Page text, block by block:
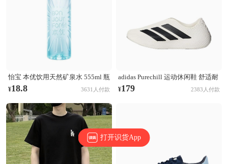
怡宝 本优饮用天然矿泉水 555ml 瓶
装 膜包装非矿泉水
¥18.8 3631人付款
adidas Purechill 运动休闲鞋 舒适耐
磨防滑贴合 亮白色/黑色
¥179 2383人付款
打开识货App